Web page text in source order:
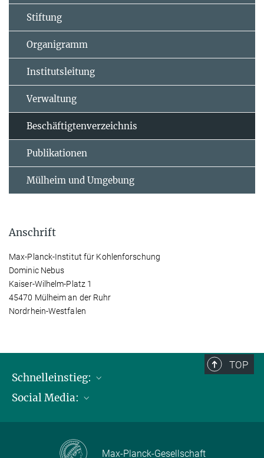
Stiftung
Organigramm
Institutsleitung
Verwaltung
Beschäftigtenverzeichnis
Publikationen
Mülheim und Umgebung
Anschrift
Max-Planck-Institut für Kohlenforschung
Dominic Nebus
Kaiser-Wilhelm-Platz 1
45470 Mülheim an der Ruhr
Nordrhein-Westfalen
TOP
Schnelleinstieg:
Publikationen
Kontakt und Anfahrtsbeschreibung
Social Media:
Max-Planck-Gesellschaft